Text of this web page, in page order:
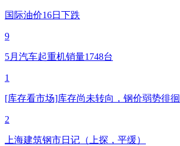
国际油价16日下跌
9
5月汽车起重机销量1748台
1
[库存看市场]库存尚未转向，钢价弱势徘徊
2
上海建筑钢市日记（上探，平缓）